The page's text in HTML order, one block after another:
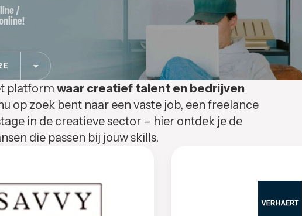
/
platform waar creatief talent en bedrijven
op zoek bent naar een vaste job, een freelance
in de creatieve sector – hier ontdek je de
die passen bij jouw skills.